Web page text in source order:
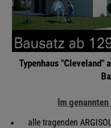
Typenhaus "Cleveland"
Im
alle tragenden